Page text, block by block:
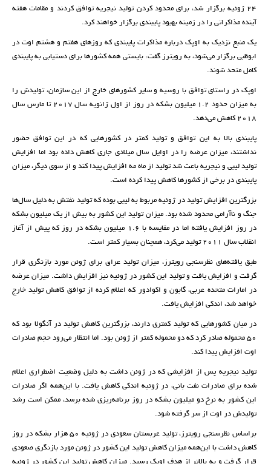
۲۴ ژوئیه برگزار شد، برای محدود کردن تولید نیجریه توافق کردند و مقامات هفته
آینده مذاکراتی را در زمینه بهبود پایبندی برگزار خواهند کرد.
یک منبع نزدیک به اوپک درباره مذاکرات پایبندی که روزهای هفتم و هشتم اوت در
ابوظبی برگزار می‌شود، به رویترز گفت: بایستی همه کشورها برای دستیابی به پایبندی
کامل متحد شوند.
اوپک در راستای توافق با روسیه و سایر کشورهای خارج از این سازمان، تولیدش را
به میزان حدود ۱.۲ میلیون بشکه در روز از اول ژانویه سال ۲۰۱۷ تا مارس سال
۲۰۱۸ کاهش می‌دهد.
پایبندی بالا به این توافق و تولید کمتر در کشورهایی که در این توافق حضور
نداشتند، میزان عرضه را در اوایل سال میلادی جاری کاهش داده بود اما افزایش
تولید لیبی و نیجریه باعث شد تولید از ماه مه افزایش پیدا کند و از سوی دیگر، میزان
پایبندی در برخی از کشورها کاهش پیدا کرده است.
بزرگترین افزایش تولید در ژوئیه مربوط به لیبی بوده که تولید نفتش به دلیل سال‌ها
جنگ و ناآرامی محدود شده بود. میزان تولید این کشور به بیش از یک میلیون بشکه
در روز افزایش یافته اما در مقایسه با ۱.۶ میلیون بشکه در روز که پیش از آغاز
انقلاب سال ۲۰۱۱ تولید می‌کرد، همچنان بسیار کمتر است.
طبق یافته‌های نظرسنجی رویترز، میزان تولید عراق برای ژوئن مورد بازنگری قرار
گرفت و افزایش یافت و تولید این کشور در ژوئیه نیز افزایش داشت. میزان عرضه
در امارات متحده عربی، گابون و اکوادور که اعلام کرده از توافق کاهش تولید خارج
خواهد شد، اندکی افزایش یافت.
در میان کشورهایی که تولید کمتری دارند، بزرگترین کاهش تولید در آنگولا بود که
۵۰ محموله صادر کرد که دو محموله کمتر از ژوئن بود. اما انتظار می‌رود حجم صادرات
اوت افزایش پیدا کند.
تولید نیجریه پس از افزایشی که در ژوئن داشت به دلیل وضعیت اضطراری اعلام
شده برای صادرات نفت بانی، در ژوئیه اندکی کاهش یافت. با این‌همه اگر صادرات
این کشور به نرخ دو میلیون بشکه در روز برنامه‌ریزی شده برسد، ممکن است رشد
تولیدش در اوت از سر گرفته شود.
براساس نظرسنجی رویترز، تولید عربستان سعودی در ژوئیه ۵۰ هزار بشکه در روز
کاهش داشت با این‌همه میزان کاهش تولید این کشور در ژوئن مورد بازنگری صعودی
قرار گرفت و به بالاتر از هدف اوپک رسید. میزان کاهش تولید این کشور در ژوئیه